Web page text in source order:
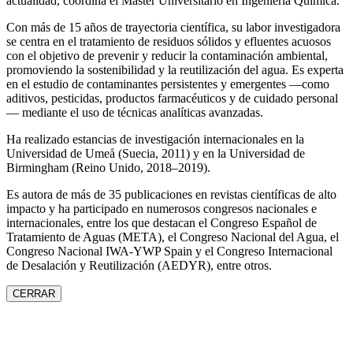
Con más de 15 años de trayectoria científica, su labor investigadora
se centra en el tratamiento de residuos sólidos y efluentes acuosos
con el objetivo de prevenir y reducir la contaminación ambiental,
promoviendo la sostenibilidad y la reutilización del agua. Es experta
en el estudio de contaminantes persistentes y emergentes —como
aditivos, pesticidas, productos farmacéuticos y de cuidado personal
— mediante el uso de técnicas analíticas avanzadas.
Ha realizado estancias de investigación internacionales en la
Universidad de Umeå (Suecia, 2011) y en la Universidad de
Birmingham (Reino Unido, 2018–2019).
Es autora de más de 35 publicaciones en revistas científicas de alto
impacto y ha participado en numerosos congresos nacionales e
internacionales, entre los que destacan el Congreso Español de
Tratamiento de Aguas (META), el Congreso Nacional del Agua, el
Congreso Nacional IWA‑YWP Spain y el Congreso Internacional
de Desalación y Reutilización (AEDYR), entre otros.
CERRAR